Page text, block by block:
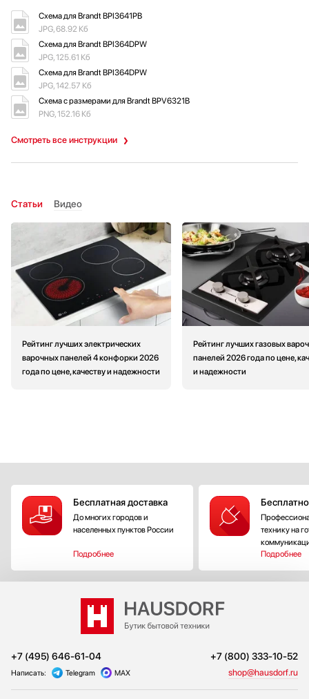
Смотреть все инструкции
Схема для Brandt BPI3641PB
JPG, 68.92 Кб
Схема для Brandt BPI364DPW
JPG, 125.61 Кб
Схема для Brandt BPI364DPW
JPG, 142.57 Кб
Схема с размерами для Brandt BPV6321B
PNG, 152.16 Кб
Статьи Видео
Рейтинг лучших электрических
варочных панелей 4 конфорки 2026
года по цене, качеству и надежности
Рейтинг лучших газовых
панелей 2026 года по цене,
и надежности
Бесплатная доставка
До многих городов и
населенных пунктов России
Подробнее
технику на
Подробнее
+7 (495) 646-61-04 +7 (800) 333-10-52
Написать: Telegram MAX shop@hausdorf.ru